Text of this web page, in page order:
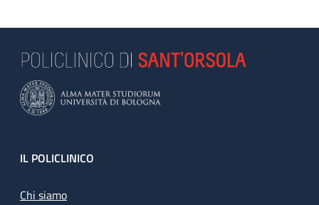
Footer
IL POLICLINICO
Chi siamo